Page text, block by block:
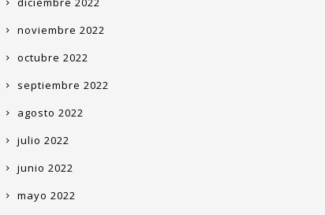
noviembre 2022
octubre 2022
septiembre 2022
agosto 2022
julio 2022
junio 2022
mayo 2022